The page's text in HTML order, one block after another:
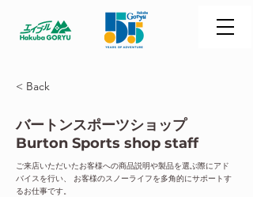
< Back
バートンスポーツショップ
Burton Sports shop staff
ご来店いただいたお客様への商品説明や製品を選ぶ際にアド
バイスを行い、 お客様のスノーライフを多角的にサポートす
るお仕事です。